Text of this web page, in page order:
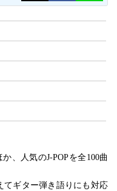
、人気のJ-POPを全100曲
てギター弾き語りにも対応